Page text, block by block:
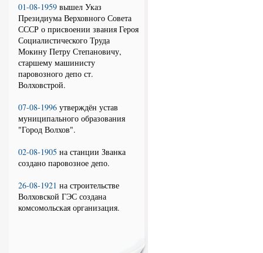
01-08-1959 вышел Указ
Президиума Верховного Совета
СССР о присвоении звания Героя
Социалистического Труда
Мокину Петру Степановичу,
старшему машинисту
паровозного депо ст.
Волховстрой.
07-08-1996 утверждён устав
муниципального образования
"Город Волхов".
02-08-1905 на станции Званка
создано паровозное депо.
26-08-1921 на строительстве
Волховской ГЭС создана
комсомольская организация.